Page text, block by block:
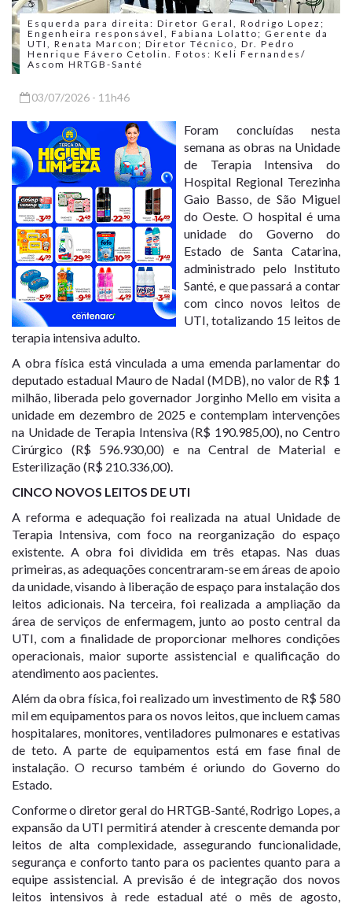
Esquerda para direita: Diretor Geral, Rodrigo Lopez;
Engenheira responsável, Fabiana Lolatto; Gerente da
UTI, Renata Marcon; Diretor Técnico, Dr. Pedro
Henrique Fávero Cetolin. Fotos: Keli Fernandes/
Ascom HRTGB-Santé
03/07/2026 - 11h46
Foram concluídas nesta
semana as obras na Unidade
de Terapia Intensiva do
Hospital Regional Terezinha
Gaio Basso, de São Miguel
do Oeste. O hospital é uma
unidade do Governo do
Estado de Santa Catarina,
administrado pelo Instituto
Santé, e que passará a contar
com cinco novos leitos de
UTI, totalizando 15 leitos de
terapia intensiva adulto.
A obra física está vinculada a uma emenda parlamentar do
deputado estadual Mauro de Nadal (MDB), no valor de R$ 1
milhão, liberada pelo governador Jorginho Mello em visita a
unidade em dezembro de 2025 e contemplam intervenções
na Unidade de Terapia Intensiva (R$ 190.985,00), no Centro
Cirúrgico (R$ 596.930,00) e na Central de Material e
Esterilização (R$ 210.336,00).
CINCO NOVOS LEITOS DE UTI
A reforma e adequação foi realizada na atual Unidade de
Terapia Intensiva, com foco na reorganização do espaço
existente. A obra foi dividida em três etapas. Nas duas
primeiras, as adequações concentraram-se em áreas de apoio
da unidade, visando à liberação de espaço para instalação dos
leitos adicionais. Na terceira, foi realizada a ampliação da
área de serviços de enfermagem, junto ao posto central da
UTI, com a finalidade de proporcionar melhores condições
operacionais, maior suporte assistencial e qualificação do
atendimento aos pacientes.
Além da obra física, foi realizado um investimento de R$ 580
mil em equipamentos para os novos leitos, que incluem camas
hospitalares, monitores, ventiladores pulmonares e estativas
de teto. A parte de equipamentos está em fase final de
instalação. O recurso também é oriundo do Governo do
Estado.
Conforme o diretor geral do HRTGB-Santé, Rodrigo Lopes, a
expansão da UTI permitirá atender à crescente demanda por
leitos de alta complexidade, assegurando funcionalidade,
segurança e conforto tanto para os pacientes quanto para a
equipe assistencial. A previsão é de integração dos novos
leitos intensivos à rede estadual até o mês de agosto,